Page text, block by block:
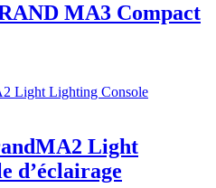
MA3 Compact
Light
d’éclairage